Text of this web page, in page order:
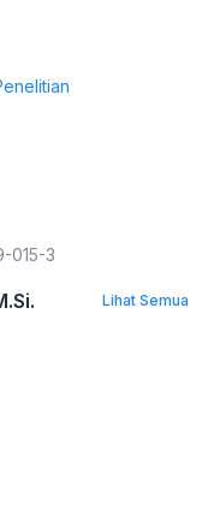
015-3
Lihat Semua